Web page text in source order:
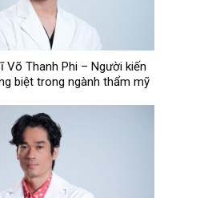
Võ Thanh Phi – Người kiến
biệt trong ngành thẩm mỹ